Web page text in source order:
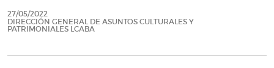
27/05/2022
DIRECCIÓN GENERAL DE ASUNTOS CULTURALES Y
PATRIMONIALES LCABA